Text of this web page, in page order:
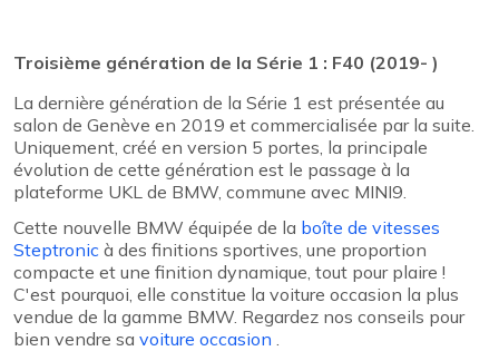
Troisième génération de la Série 1 : F40 (2019- )
La dernière génération de la Série 1 est présentée au
salon de Genève en 2019 et commercialisée par la suite.
Uniquement, créé en version 5 portes, la principale
évolution de cette génération est le passage à la
plateforme UKL de BMW, commune avec MINI9.
Cette nouvelle BMW équipée de la boîte de vitesses
Steptronic à des finitions sportives, une proportion
compacte et une finition dynamique, tout pour plaire !
C'est pourquoi, elle constitue la voiture occasion la plus
vendue de la gamme BMW. Regardez nos conseils pour
bien vendre sa voiture occasion